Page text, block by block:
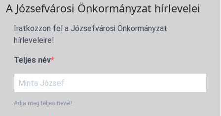
A Józsefvárosi Önkormányzat hírlevelei
Iratkozzon fel a Józsefvárosi Önkormányzat
hírleveleire!
Teljes név
Adja meg teljes nevét!